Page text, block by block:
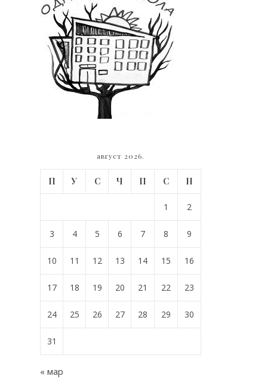
август 2026.
П У С Ч П С Н
1 2
3 4 5 6 7 8 9
10 11 12 13 14 15 16
17 18 19 20 21 22 23
24 25 26 27 28 29 30
31
« мар